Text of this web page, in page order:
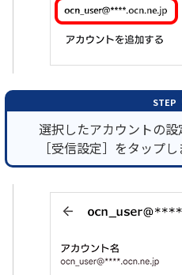
STEP
選択したアカウントの設
［受信設定］をタップし